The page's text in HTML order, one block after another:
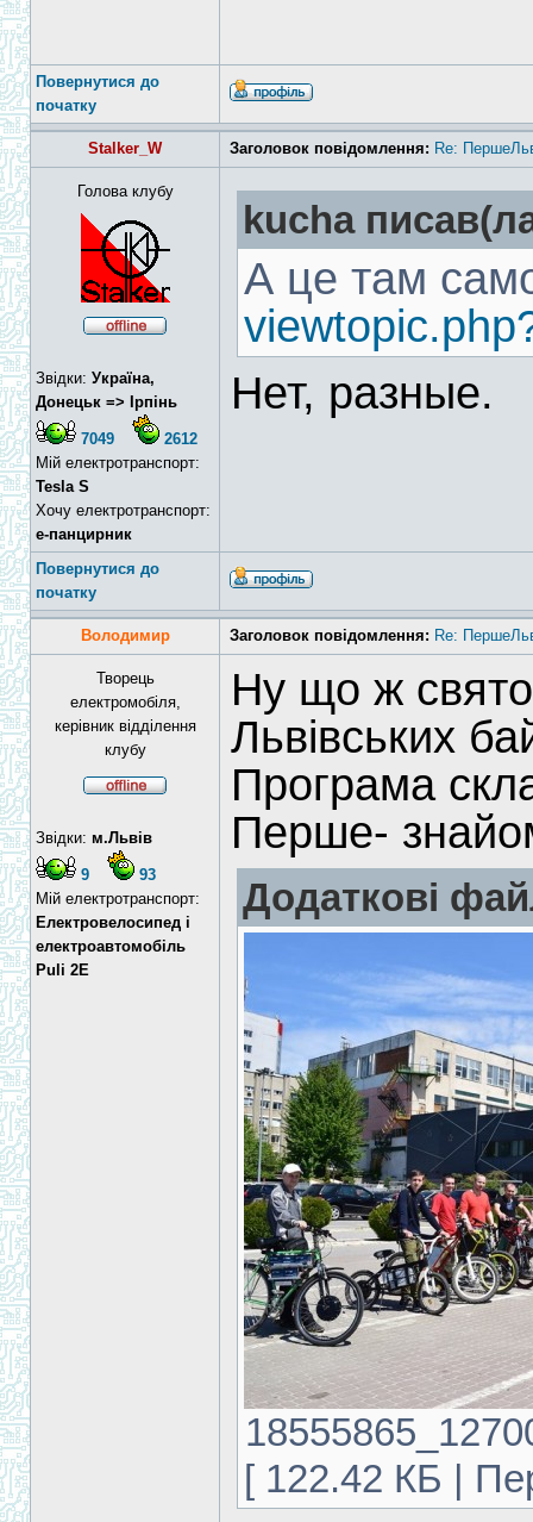
Повернутися до
початку
Stalker_W Заголовок повідомлення: Re:
Голова клубу
Звідки: Україна,
Донецьк => Ірпінь
7049
2612
Мій електротранспорт:
Tesla S
Хочу електротранспорт:
е-панцирник
kucha
А це там само
Нет, разные.
Повернутися до
початку
Володимир Заголовок повідомлення: Re:
Творець
електромобіля,
керівник відділення
клубу
Звідки: м.Львів
9
93
Мій електротранспорт:
Електровелосипед і
електроавтомобіль
Puli 2E
Ну що ж свято
Львівських
Програма
Перше-
Додаткові
[ 122.42 КБ |